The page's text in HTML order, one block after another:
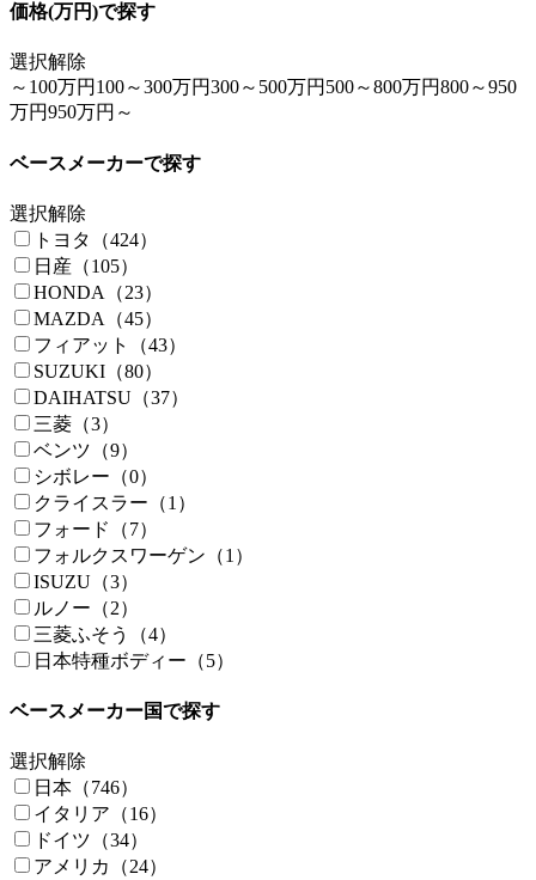
価格(万円)で探す
選択解除
～100万円 100～300万円300～500万円 500～800万円800～950
万円950万円～
ベースメーカーで探す
選択解除
トヨタ（424）
日産（105）
HONDA（23）
MAZDA（45）
フィアット（43）
SUZUKI（80）
DAIHATSU（37）
三菱（3）
ベンツ（9）
シボレー（0）
クライスラー（1）
フォード（7）
フォルクスワーゲン（1）
ISUZU（3）
ルノー（2）
三菱ふそう（4）
日本特種ボディー（5）
ベースメーカー国で探す
選択解除
日本（746）
イタリア（16）
ドイツ（34）
アメリカ（24）